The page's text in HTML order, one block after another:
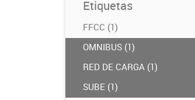
Etiquetas
FFCC (1)
OMNIBUS (1)
RED DE CARGA (1)
SUBE (1)